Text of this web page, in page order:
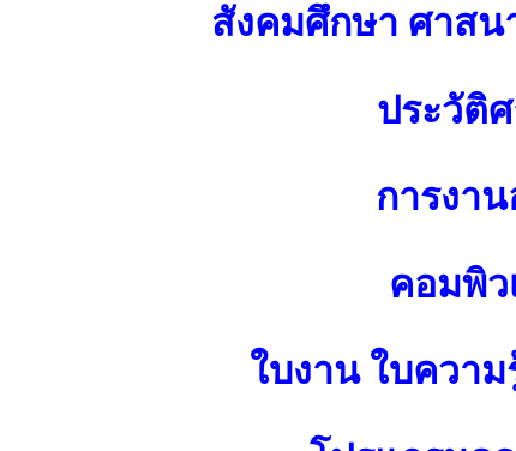
สังคมศึกษา ศาส
ประวัติ
การงา
คอมพิว
ใบงาน ใบควา